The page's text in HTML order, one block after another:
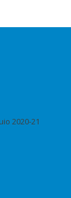
2020-21